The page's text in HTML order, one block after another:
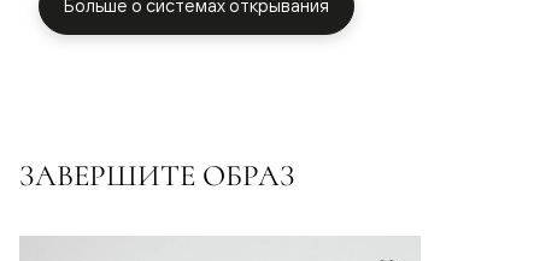
Больше о системах открывания
ЗАВЕРШИТЕ ОБРАЗ